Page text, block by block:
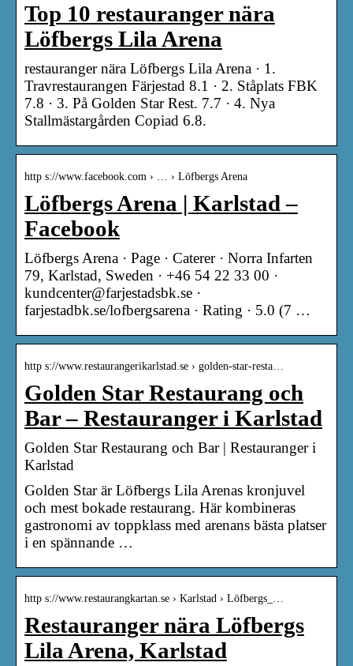
Top 10 restauranger nära
Löfbergs Lila Arena
restauranger nära Löfbergs Lila Arena · 1.
Travrestaurangen Färjestad 8.1 · 2. Ståplats FBK
7.8 · 3. På Golden Star Rest. 7.7 · 4. Nya
Stallmästargården Copiad 6.8.
http s://www.facebook.com › … › Löfbergs Arena
Löfbergs Arena | Karlstad –
Facebook
Löfbergs Arena · Page · Caterer · Norra Infarten
79, Karlstad, Sweden · +46 54 22 33 00 ·
kundcenter@farjestadsbk.se ·
farjestadbk.se/lofbergsarena · Rating · 5.0 (7 …
http s://www.restaurangerikarlstad.se › golden-star-resta…
Golden Star Restaurang och
Bar – Restauranger i Karlstad
Golden Star Restaurang och Bar | Restauranger i
Karlstad
Golden Star är Löfbergs Lila Arenas kronjuvel
och mest bokade restaurang. Här kombineras
gastronomi av toppklass med arenans bästa platser
i en spännande …
http s://www.restaurangkartan.se › Karlstad › Löfbergs_…
Restauranger nära Löfbergs
Lila Arena, Karlstad